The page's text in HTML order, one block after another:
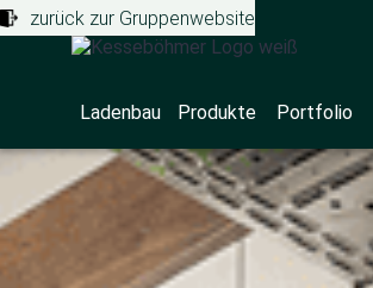
zurück zur Gruppenwebsite
Ladenbau Produkte Portfolio